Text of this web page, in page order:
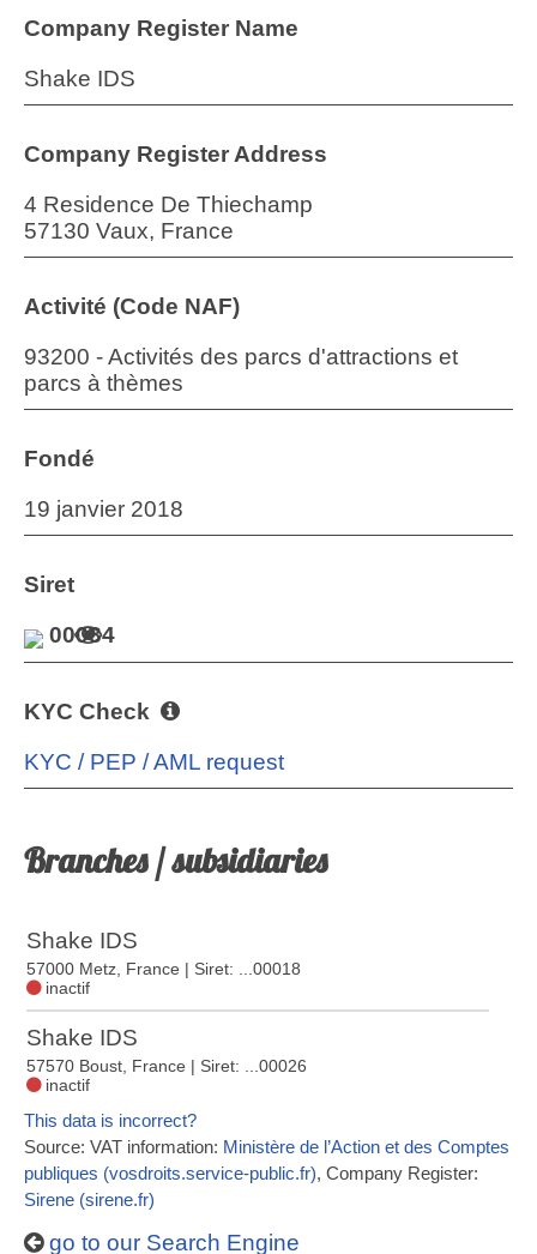
Company Register Name
Shake IDS
Company Register Address
4 Residence De Thiechamp
57130 Vaux, France
Activité (Code NAF)
93200 - Activités des parcs d'attractions et
parcs à thèmes
Fondé
19 janvier 2018
Siret
00034
KYC Check
KYC / PEP / AML request
Branches / subsidiaries
Shake IDS
57000 Metz, France | Siret: ...00018
inactif
Shake IDS
57570 Boust, France | Siret: ...00026
inactif
This data is incorrect?
Source: VAT information: Ministère de l’Action et des Comptes
publiques (vosdroits.service-public.fr), Company Register:
Sirene (sirene.fr)
go to our Search Engine